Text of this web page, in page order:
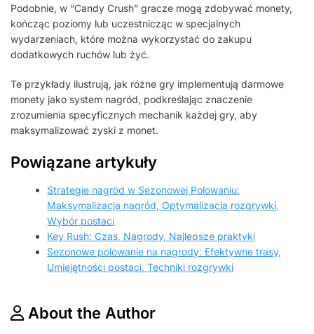
Podobnie, w “Candy Crush” gracze mogą zdobywać monety,
kończąc poziomy lub uczestnicząc w specjalnych
wydarzeniach, które można wykorzystać do zakupu
dodatkowych ruchów lub żyć.
Te przykłady ilustrują, jak różne gry implementują darmowe
monety jako system nagród, podkreślając znaczenie
zrozumienia specyficznych mechanik każdej gry, aby
maksymalizować zyski z monet.
Powiązane artykuły
Strategie nagród w Sezonowej Polowaniu:
Maksymalizacja nagród, Optymalizacja rozgrywki,
Wybór postaci
Key Rush: Czas, Nagrody, Najlepsze praktyki
Sezonowe polowanie na nagrody: Efektywne trasy,
Umiejętności postaci, Techniki rozgrywki
About the Author